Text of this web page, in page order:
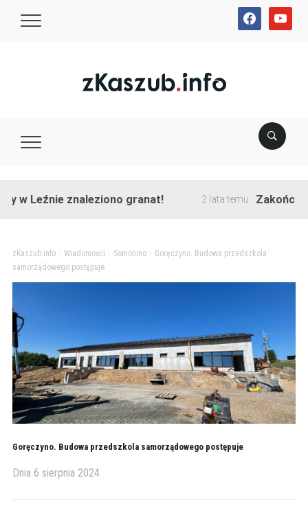
facebookyoutube
znaleziono granat! 2 lata temu Zakończono
zKaszub.info> Wiadomości Somonino> Goręczyno. Budowa przedszkola
samorządowego postępuje
Goręczyno. Budowa przedszkola samorządowego postępuje
Dnia 6 sierpnia 2024